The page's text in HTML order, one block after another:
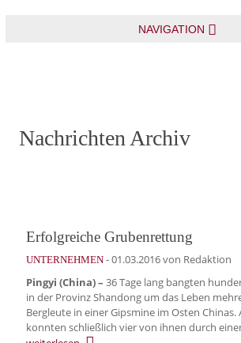
NAVIGATION
Nachrichten Archiv
Erfolgreiche Grubenrettung
UNTERNEHMEN-01.03.2016von Redaktion
Pingyi (China) – 36 Tage lang bangten
in der Provinz Shandong um das Leben
Bergleute in einer Gipsmine im Osten Chinas.
konnten schließlich vier von ihnen durch